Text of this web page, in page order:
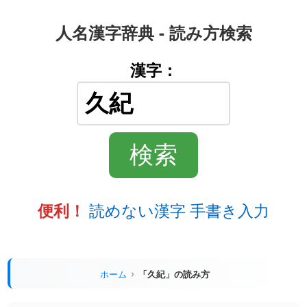
人名漢字辞典 - 読み方検索
漢字：
便利！ 読めない漢字 手書き入力
ホーム 「久紀」の読み方